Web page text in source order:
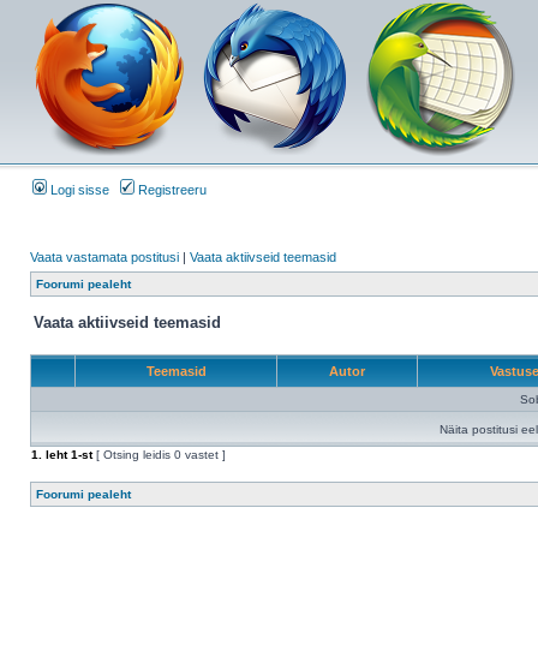
Logi sisse Registreeru
Vaata vastamata postitusi | Vaata aktiivseid teemasid
Foorumi pealeht
Vaata aktiivseid teemasid
Teemasid Autor
Näita postitusi
1
. leht1-st[ Otsing leidis 0 vastet ]
Foorumi pealeht